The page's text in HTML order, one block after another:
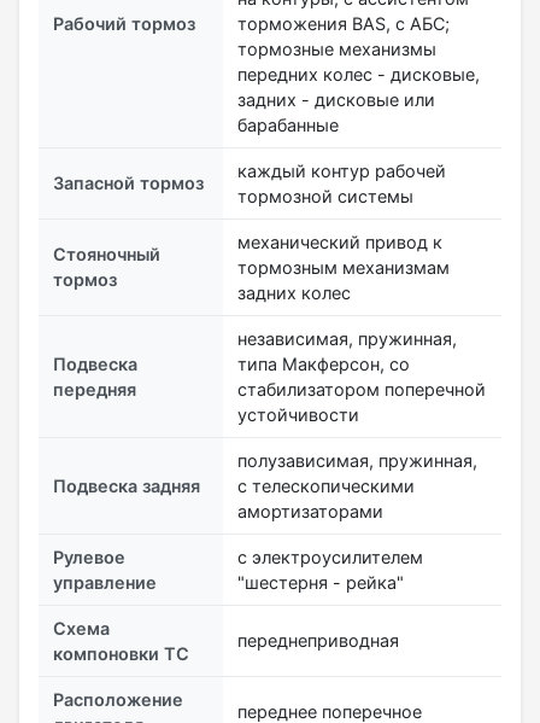
Рабочий тормоз
торможения BAS, с АБС;
тормозные механизмы
передних колес - дисковые,
задних - дисковые или
барабанные
Запасной тормоз
каждый контур рабочей
тормозной системы
Стояночный
тормоз
механический привод к
тормозным механизмам
задних колес
Подвеска
передняя
независимая, пружинная,
типа Макферсон, со
стабилизатором поперечной
устойчивости
Подвеска задняя
полузависимая, пружинная,
с телескопическими
амортизаторами
Рулевое
управление
с электроусилителем
"шестерня - рейка"
Схема
компоновки ТС
переднеприводная
Расположение
переднее поперечное